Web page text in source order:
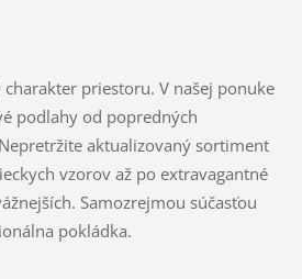
priestoru. V našej ponuke
podlahy od popredných
aktualizovaný sortiment
vzorov až po extravagantné
Samozrejmou súčasťou
pokládka.